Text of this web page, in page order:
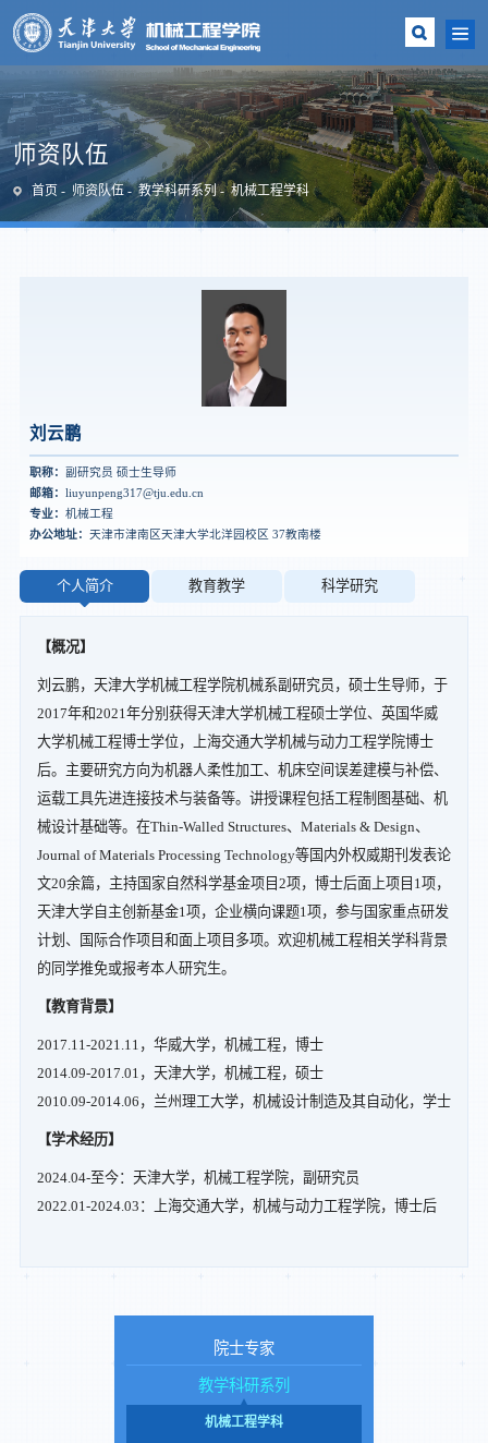
师资队伍
首页 师资队伍 教学科研系列 机械工程学科
刘云鹏
职称： 副研究员 硕士生导师
邮箱： liuyunpeng317@tju.edu.cn
专业： 机械工程
办公地址： 天津市津南区天津大学北洋园校区 37教南楼
个人简介 教育教学 科学研究
【概况】
刘云鹏，天津大学机械工程学院机械系副研究员，硕士生导师，于
2017年和2021年分别获得天津大学机械工程硕士学位、英国华威
大学机械工程博士学位，上海交通大学机械与动力工程学院博士
后。主要研究方向为机器人柔性加工、机床空间误差建模与补偿、
运载工具先进连接技术与装备等。讲授课程包括工程制图基础、机
械设计基础等。在Thin-Walled Structures、Materials & Design、
Journal of Materials Processing Technology等国内外权威期刊发表论
文20余篇，主持国家自然科学基金项目2项，博士后面上项目1项，
天津大学自主创新基金1项，企业横向课题1项，参与国家重点研发
计划、国际合作项目和面上项目多项。欢迎机械工程相关学科背景
的同学推免或报考本人研究生。
【教育背景】
2017.11-2021.11，华威大学，机械工程，博士
2014.09-2017.01，天津大学，机械工程，硕士
2010.09-2014.06，兰州理工大学，机械设计制造及其自动化，学士
【学术经历】
2024.04-至今：天津大学，机械工程学院，副研究员
2022.01-2024.03：上海交通大学，机械与动力工程学院，博士后
院士专家
教学科研系列
机械工程学科